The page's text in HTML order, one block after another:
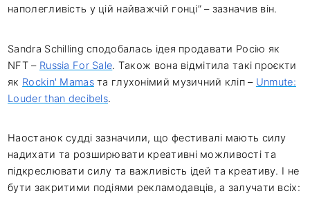
наполегливість у цій найважчій гонці” – зазначив він.
Sandra Schilling сподобалась ідея продавати Росію як
NFT – Russia For Sale. Також вона відмітила такі проєкти
як Rockin' Mamasта глухонімий музичний кліп – Unmute:
Louder than decibels.
Наостанок судді зазначили, що фестивалі мають силу
надихати та розширювати креативні можливості та
підкреслювати силу та важливість ідей та креативу. І не
бути закритими подіями рекламодавців, а залучати всіх: